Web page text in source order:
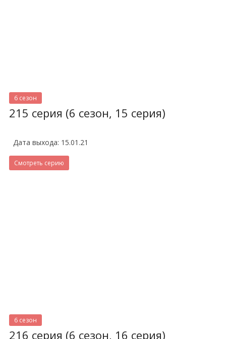
6 сезон
215 серия (6 сезон, 15 серия)
Дата выхода: 15.01.21
Смотреть серию
6 сезон
216 серия (6 сезон, 16 серия)